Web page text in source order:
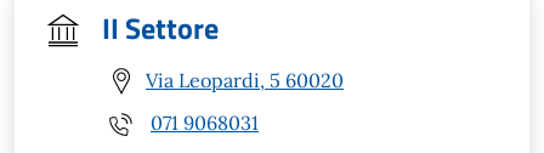
II Settore
Via Leopardi, 5 60020
071 9068031